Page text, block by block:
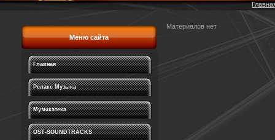
Меню сайта
Главная
Релакс Музыка
Музыкатека
OST-SOUNDTRACKS
Материалов нет